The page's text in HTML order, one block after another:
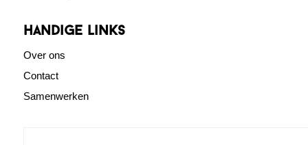
Handige links
Over ons
Contact
Samenwerken